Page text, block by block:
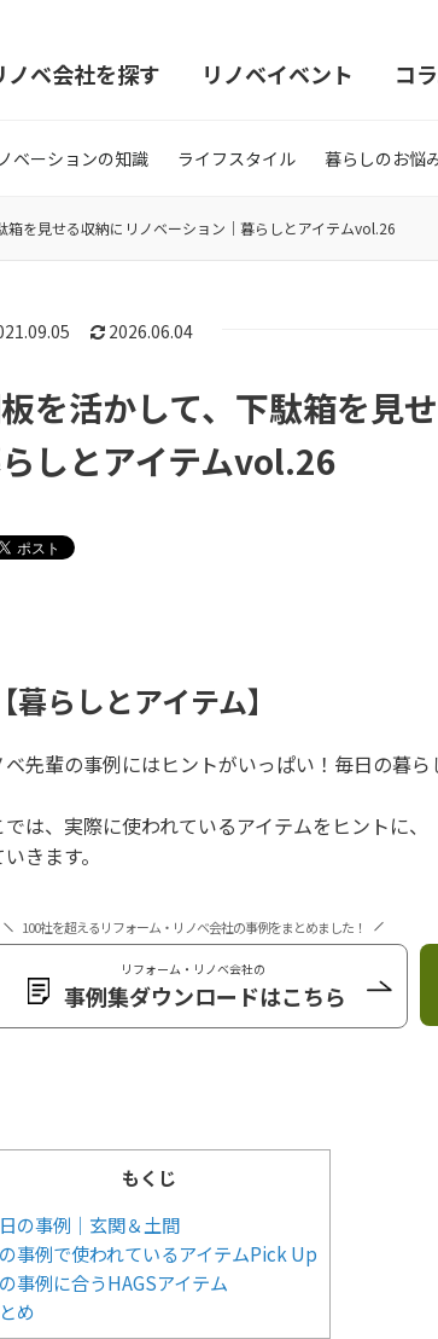
ノベ会社を探す リノベイベント コ
ベーションの知識 ライフスタイル 暮らしのお悩
箱を見せる収納にリノベーション｜暮らしとアイテムvol.26
2026.06.04
を活かして、下駄箱を見
しとアイテムvol.26
【暮らしとアイテム】
ベ先輩の事例にはヒントがいっぱい！毎日の暮ら
では、実際に使われているアイテムをヒントに
きます。
100社を超えるリフォーム・リノベ会社の事例をまとめました！
リフォーム・リノベ会社の
事例集ダウンロードはこちら
もくじ
の事例｜玄関＆土間
事例で使われているアイテムPick Up
事例に合うHAGSアイテム
め